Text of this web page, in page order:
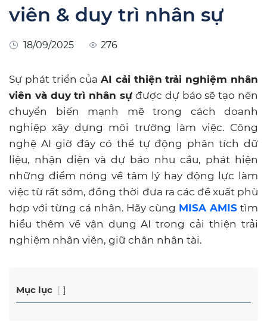
viên & duy trì nhân sự
18/09/2025 276
Sự phát triển củaAI cải thiện trải nghiệm nhân
viên và duy trì nhân sự được dự báo sẽ tạo nên
chuyển biến mạnh mẽ trong cách doanh
nghiệp xây dựng môi trường làm việc. Công
nghệ AI giờ đây có thể tự động phân tích dữ
liệu, nhận diện và dự báo nhu cầu, phát hiện
những điểm nóng về tâm lý hay động lực làm
việc từ rất sớm, đồng thời đưa ra các đề xuất phù
hợp với từng cá nhân. Hãy cùng MISA AMIS tìm
hiểu thêm về vận dụng AI trong cải thiện trải
nghiệm nhân viên, giữ chân nhân tài.
Mục lục